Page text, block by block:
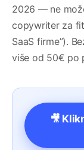
2026 — ne
copywriter za
SaaS firme”).
više od 50€ po
🎥